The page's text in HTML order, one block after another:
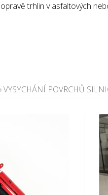
trhlin v asfaltových
›VYSYCHÁNÍ POVRCHŮ